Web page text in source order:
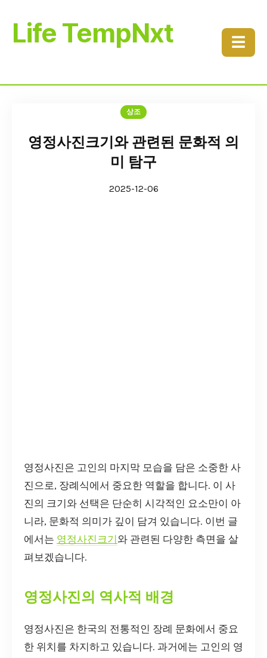
Life TempNxt ☰
상조
영정사진크기와 관련된 문화적 의
미 탐구
2025-12-06
영정사진은 고인의 마지막 모습을 담은 소중한 사
진으로, 장례식에서 중요한 역할을 합니다. 이 사
진의 크기와 선택은 단순히 시각적인 요소만이 아
니라, 문화적 의미가 깊이 담겨 있습니다. 이번 글
에서는 영정사진크기 와 관련된 다양한 측면을 살
펴보겠습니다.
영정사진의 역사적 배경
영정사진은 한국의 전통적인 장례 문화에서 중요
한 위치를 차지하고 있습니다. 과거에는 고인의 영